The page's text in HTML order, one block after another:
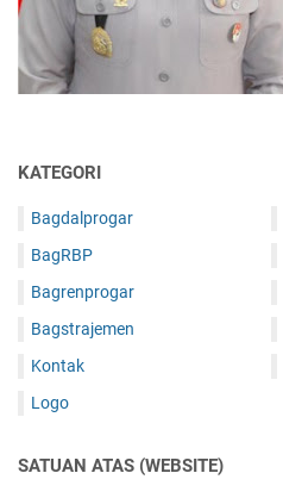
KATEGORI
Bagdalprogar
BagRBP
Bagrenprogar
Bagstrajemen
Kontak
Logo
SATUAN ATAS (WEBSITE)